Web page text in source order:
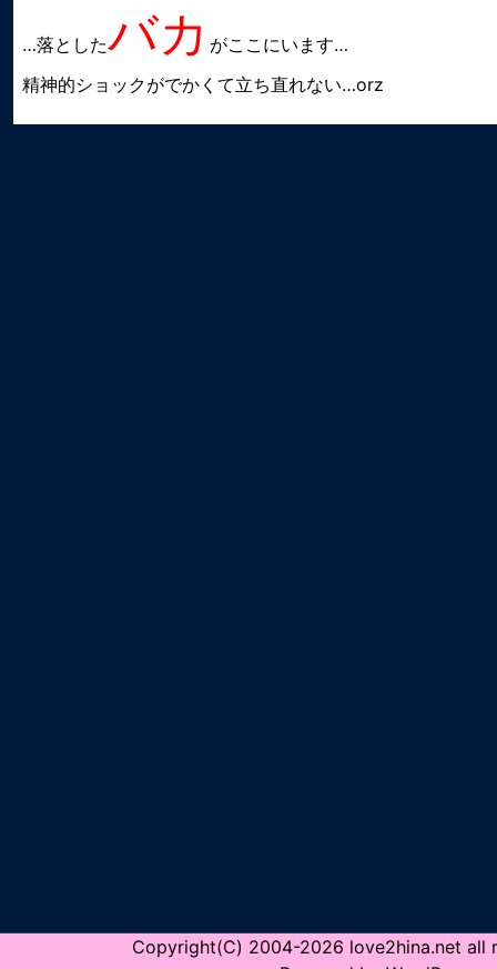
…落としたバカ がここにいます…
精神的ショックがでかくて立ち直れない…orz
Copyright(C) 2004-2026 love2hina.net all